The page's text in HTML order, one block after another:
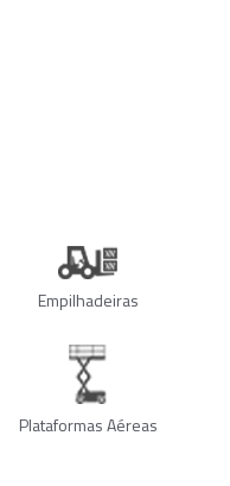
Empilhadeiras
Plataformas Aéreas